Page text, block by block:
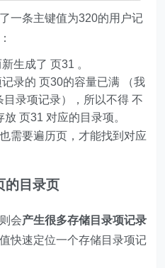
一条主键值为320的用户记
生成了 页31 。
录的 页30的容量已满 （我
录项记录），所以不得 不
页31 对应的目录项。
需要遍历页，才能找到对应
的目录页
会产生很多存储目录项记录
快速定位一个存储目录项记